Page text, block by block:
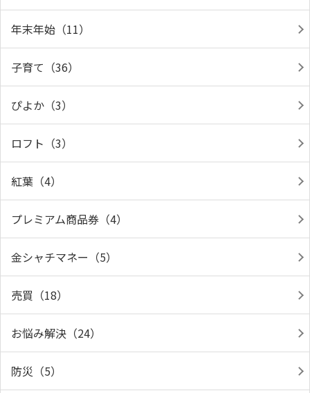
年末年始（11）
子育て（36）
ぴよか（3）
ロフト（3）
紅葉（4）
プレミアム商品券（4）
金シャチマネー（5）
売買（18）
お悩み解決（24）
防災（5）